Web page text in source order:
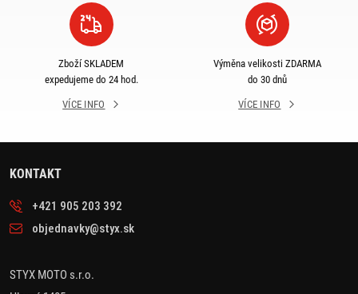
Zboží SKLADEM
expedujeme do 24 hod.
VÍCE INFO
Výměna velikosti ZDARMA
do 30 dnů
VÍCE INFO
KONTAKT
+421 905 203 392
objednavky@styx.sk
STYX MOTO s.r.o.